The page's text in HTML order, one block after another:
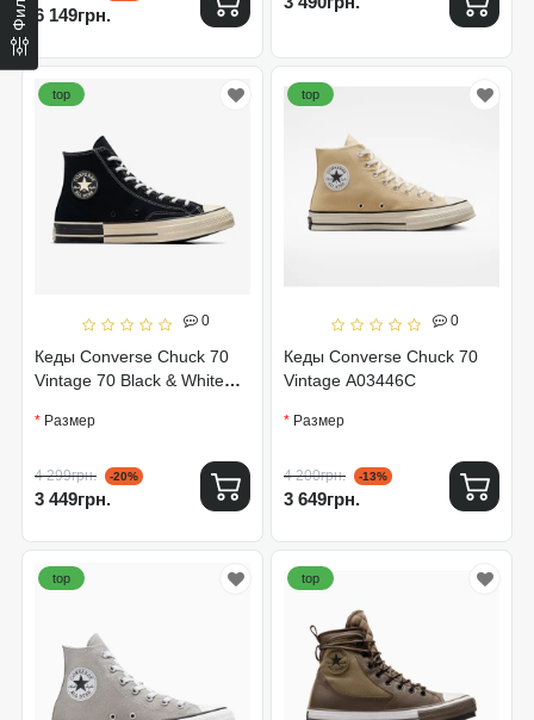
6 149грн.
0
Кеды Converse Chuck 70
Vintage 70 Black & White
top
Размер
4 299грн. -20%
3 449грн.
0
Кеды Converse Chuck 70
Vintage A03446C
top
Размер
4 200грн. -13%
3 649грн.
top top